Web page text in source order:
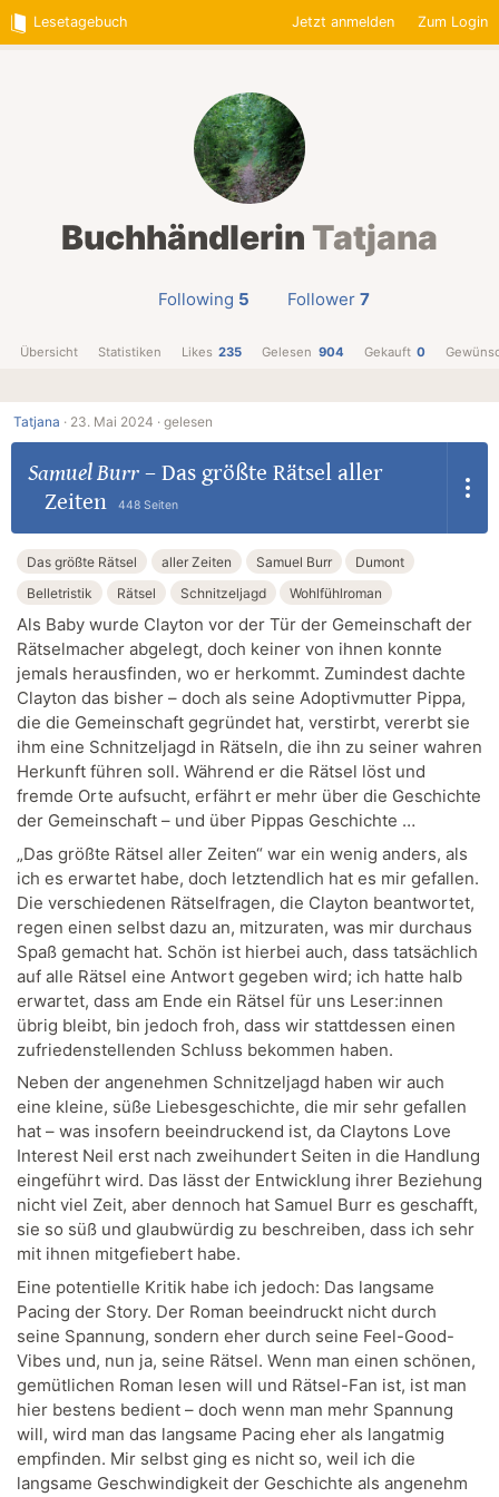
Lesetagebuch Jetzt anmelden Zum Login
Buchhändlerin Tatjana
Following 5 Follower 7
Übersicht Statistiken Likes 235 Gelesen 904 Gekauft 0
Tatjana · 23. Mai 2024 · gelesen
Samuel Burr– Das größte Rätsel aller
Zeiten
448 Seiten
Das größte Rätsel aller Zeiten Samuel Burr
Dumont
Belletristik
Rätsel Schnitzeljagd Wohlfühlroman
Als Baby wurde Clayton vor der Tür der Gemeinschaft der
Rätselmacher abgelegt, doch keiner von ihnen konnte
jemals herausfinden, wo er herkommt. Zumindest dachte
Clayton das bisher – doch als seine Adoptivmutter Pippa,
die die Gemeinschaft gegründet hat, verstirbt, vererbt sie
ihm eine Schnitzeljagd in Rätseln, die ihn zu seiner wahren
Herkunft führen soll. Während er die Rätsel löst und
fremde Orte aufsucht, erfährt er mehr über die Geschichte
der Gemeinschaft – und über Pippas Geschichte …
„Das größte Rätsel aller Zeiten“ war ein wenig anders, als
ich es erwartet habe, doch letztendlich hat es mir gefallen.
Die verschiedenen Rätselfragen, die Clayton beantwortet,
regen einen selbst dazu an, mitzuraten, was mir durchaus
Spaß gemacht hat. Schön ist hierbei auch, dass tatsächlich
auf alle Rätsel eine Antwort gegeben wird; ich hatte halb
erwartet, dass am Ende ein Rätsel für uns Leser:innen
übrig bleibt, bin jedoch froh, dass wir stattdessen einen
zufriedenstellenden Schluss bekommen haben.
Neben der angenehmen Schnitzeljagd haben wir auch
eine kleine, süße Liebesgeschichte, die mir sehr gefallen
hat – was insofern beeindruckend ist, da Claytons Love
Interest Neil erst nach zweihundert Seiten in die Handlung
eingeführt wird. Das lässt der Entwicklung ihrer Beziehung
nicht viel Zeit, aber dennoch hat Samuel Burr es geschafft,
sie so süß und glaubwürdig zu beschreiben, dass ich sehr
mit ihnen mitgefiebert habe.
Eine potentielle Kritik habe ich jedoch: Das langsame
Pacing der Story. Der Roman beeindruckt nicht durch
seine Spannung, sondern eher durch seine Feel-Good-
Vibes und, nun ja, seine Rätsel. Wenn man einen schönen,
gemütlichen Roman lesen will und Rätsel-Fan ist, ist man
hier bestens bedient – doch wenn man mehr Spannung
will, wird man das langsame Pacing eher als langatmig
empfinden. Mir selbst ging es nicht so, weil ich die
langsame Geschwindigkeit der Geschichte als angenehm